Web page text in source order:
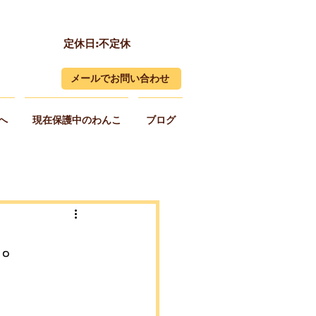
定休日:不定休
メールでお問い合わせ
現在保護中のわんこ ブログ